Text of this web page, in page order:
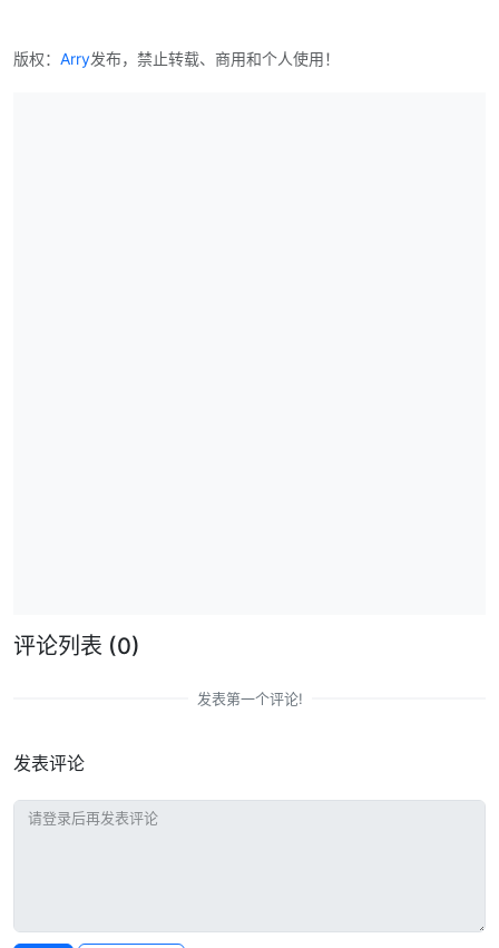
版权： Arry发布，禁止转载、商用和个人使用！
评论列表 (0)
发表第一个评论!
发表评论